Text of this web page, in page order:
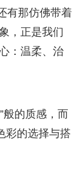
有那仿佛带着
，正是我们
：温柔、治
般的质感，而
彩的选择与搭